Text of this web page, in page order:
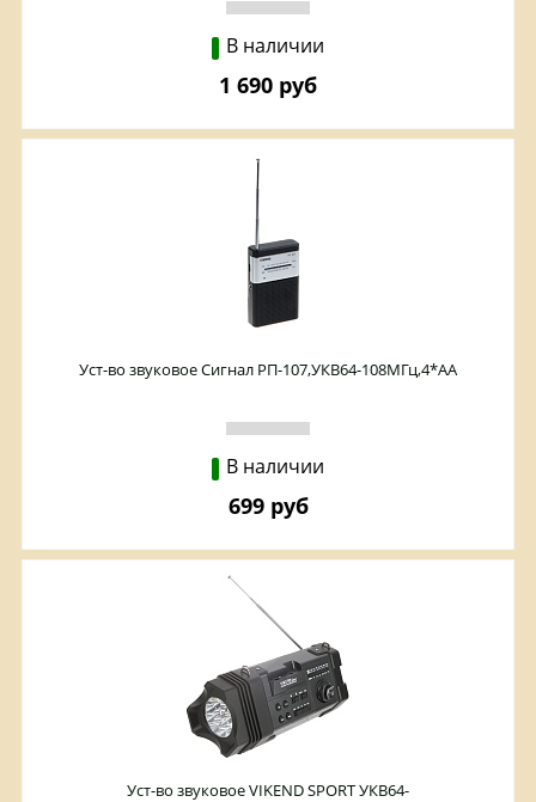
В наличии
1 690 руб
Уст-во звуковое Сигнал РП-107,УКВ64-108МГц,4*АА
В наличии
699 руб
Уст-во звуковое VIKEND SPORT УКВ64-